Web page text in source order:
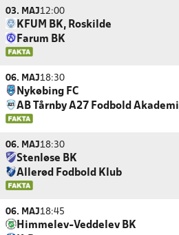
03. MAJ12:00
KFUM BK, Roskilde
Farum BK
06. MAJ18:30
Nykøbing FC
AB Tårnby A27 Fodbold Akademi
06. MAJ18:30
Stenløse BK
Allerød Fodbold Klub
06. MAJ18:45
Himmelev-Veddelev BK